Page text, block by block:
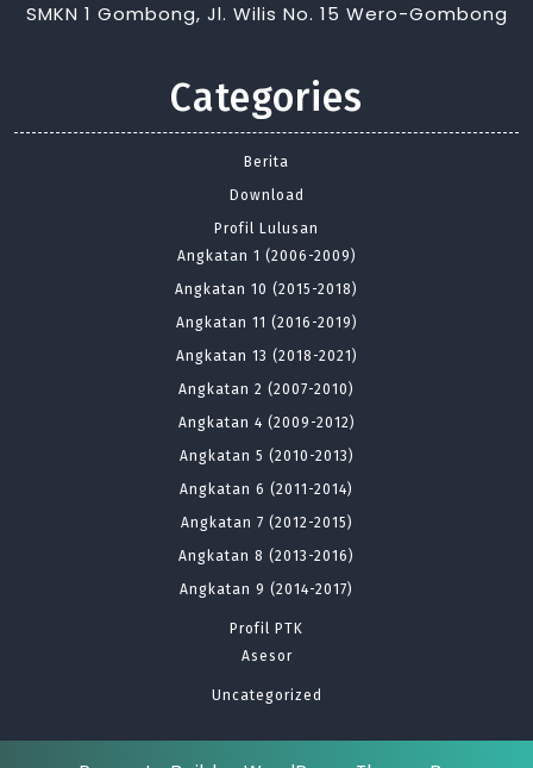
SMKN 1 Gombong, Jl. Wilis No. 15 Wero-Gombong
Categories
Berita
Download
Profil Lulusan
Angkatan 1 (2006-2009)
Angkatan 10 (2015-2018)
Angkatan 11 (2016-2019)
Angkatan 13 (2018-2021)
Angkatan 2 (2007-2010)
Angkatan 4 (2009-2012)
Angkatan 5 (2010-2013)
Angkatan 6 (2011-2014)
Angkatan 7 (2012-2015)
Angkatan 8 (2013-2016)
Angkatan 9 (2014-2017)
Profil PTK
Asesor
Uncategorized